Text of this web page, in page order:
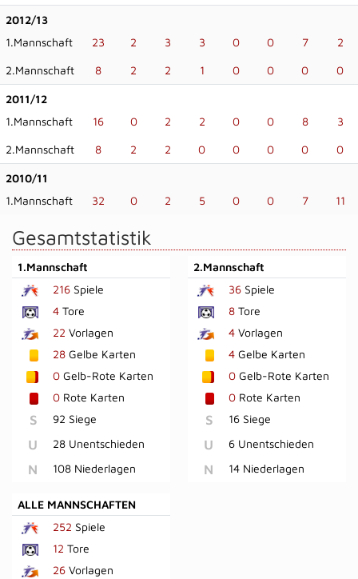
2012/13
1.Mannschaft
23 2 3 3 0 0 7 2
2.Mannschaft 8 2 2 1 0 0 0 0
2011/12
1.Mannschaft
16 0 2 2 0 0 8 3
2.Mannschaft 8 2 2 0 0 0 0 0
2010/11
1.Mannschaft
32 0 2 5 0 0 7 11
Gesamtstatistik
1.Mannschaft
216 Spiele
4 Tore
22 Vorlagen
28 Gelbe Karten
0 Gelb-Rote Karten
0 Rote Karten
S 92 Siege
U 28 Unentschieden
N 108 Niederlagen
2.Mannschaft
36Spiele
8Tore
4Vorlagen
4Gelbe Karten
0Gelb-Rote Karten
0Rote Karten
S 16 Siege
U 6 Unentschieden
N 14 Niederlagen
ALLE MANNSCHAFTEN
252 Spiele
12 Tore
26 Vorlagen